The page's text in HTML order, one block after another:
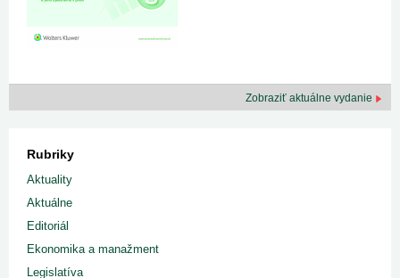
Zobraziť aktuálne vydanie
Rubriky
Aktuality
Aktuálne
Editoriál
Ekonomika a manažment
Legislatíva